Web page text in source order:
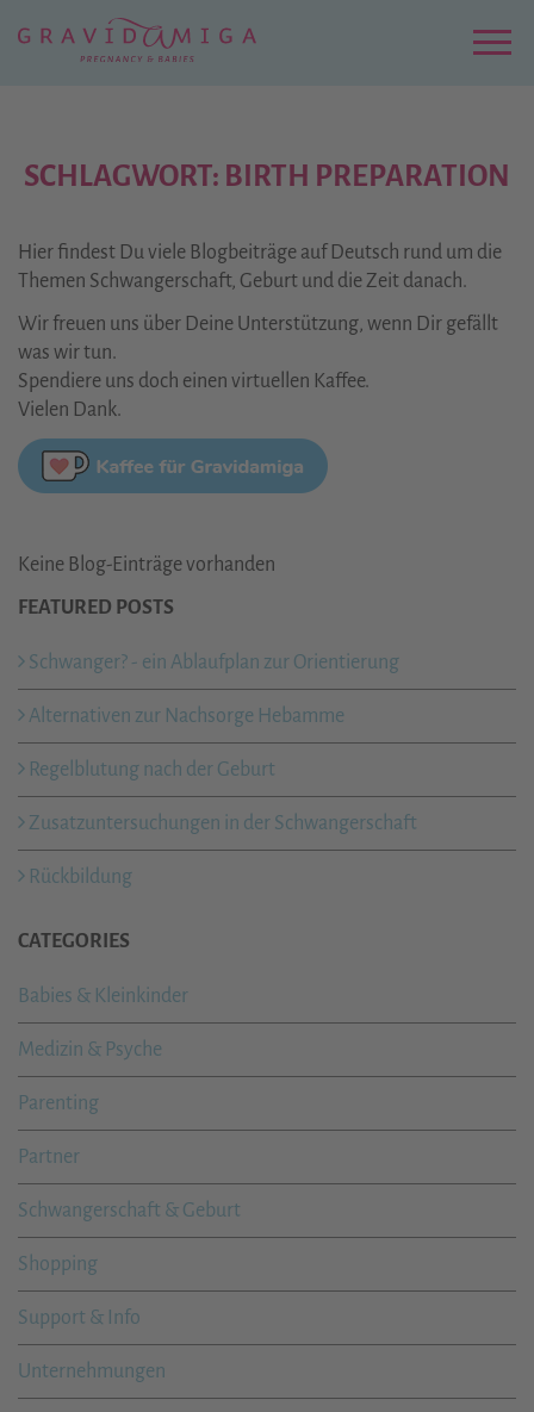
Hauptinhalt
SCHLAGWORT: BIRTH PREPARATION
Hier findest Du viele Blogbeiträge auf Deutsch rund um die
Themen Schwangerschaft, Geburt und die Zeit danach.
Wir freuen uns über Deine Unterstützung, wenn Dir gefällt
was wir tun.
Spendiere uns doch einen virtuellen Kaffee.
Vielen Dank.
Keine Blog-Einträge vorhanden
FEATURED POSTS
Schwanger? - ein Ablaufplan zur Orientierung
Alternativen zur Nachsorge Hebamme
Regelblutung nach der Geburt
Zusatzuntersuchungen in der Schwangerschaft
Rückbildung
CATEGORIES
Babies & Kleinkinder
Medizin & Psyche
Parenting
Partner
Schwangerschaft & Geburt
Shopping
Support & Info
Unternehmungen